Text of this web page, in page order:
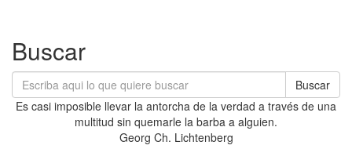
Buscar
Buscar
Es casi imposible llevar la antorcha de la verdad a través de una
multitud sin quemarle la barba a alguien.
Georg Ch. Lichtenberg